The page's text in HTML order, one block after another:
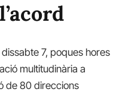
7, poques hores
multitudinària a
de 80 direccions